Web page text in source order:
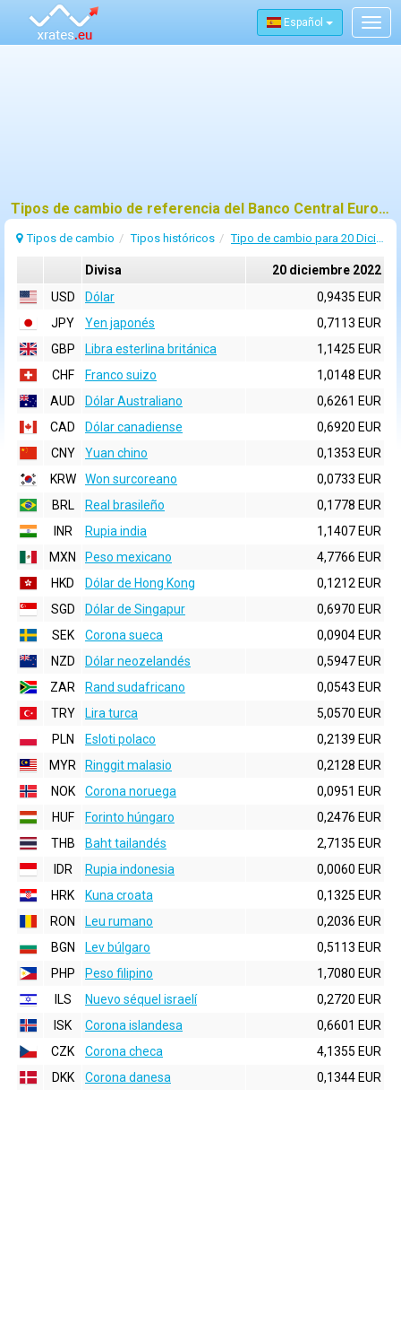
Español
Tipos de cambio de referencia del Banco Central Europeo (BCE) para 20 diciembre 2022
Tipos de cambio Tipos históricos Tipo de cambio para 20 Diciembre 2022
Divisa
20 diciembre 2022
USD
Dólar
0,9435 EUR
JPY
Yen japonés
0,7113 EUR
GBP
Libra esterlina británica
1,1425 EUR
CHF
Franco suizo
1,0148 EUR
AUD
Dólar Australiano
0,6261 EUR
CAD
Dólar canadiense
0,6920 EUR
CNY
Yuan chino
0,1353 EUR
KRW
Won surcoreano
0,0733 EUR
BRL
Real brasileño
0,1778 EUR
INR
Rupia india
1,1407 EUR
MXN
Peso mexicano
4,7766 EUR
HKD
Dólar de Hong Kong
0,1212 EUR
SGD
Dólar de Singapur
0,6970 EUR
SEK
Corona sueca
0,0904 EUR
NZD
Dólar neozelandés
0,5947 EUR
ZAR
Rand sudafricano
0,0543 EUR
TRY
Lira turca
5,0570 EUR
PLN
Esloti polaco
0,2139 EUR
MYR
Ringgit malasio
0,2128 EUR
NOK
Corona noruega
0,0951 EUR
HUF
Forinto húngaro
0,2476 EUR
THB
Baht tailandés
2,7135 EUR
IDR
Rupia indonesia
0,0060 EUR
HRK
Kuna croata
0,1325 EUR
RON
Leu rumano
0,2036 EUR
BGN
Lev búlgaro
0,5113 EUR
PHP
Peso filipino
1,7080 EUR
ILS
Nuevo séquel israelí
0,2720 EUR
ISK
Corona islandesa
0,6601 EUR
CZK
Corona checa
4,1355 EUR
DKK
Corona danesa 0,1344 EUR